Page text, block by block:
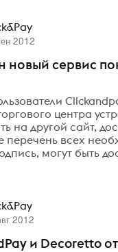
2012
новый сервис
центра
на другой сайт,
перечень всех
могут быть
2012
и Decoretto